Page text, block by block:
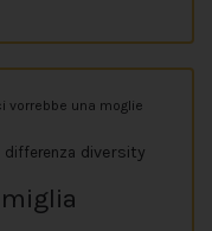
vorrebbe una moglie
differenza diversity